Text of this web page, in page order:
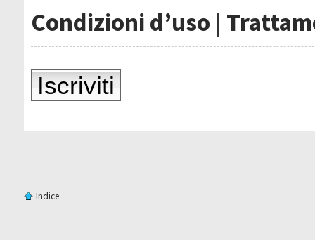
Condizioni d’uso |
Iscriviti
Indice